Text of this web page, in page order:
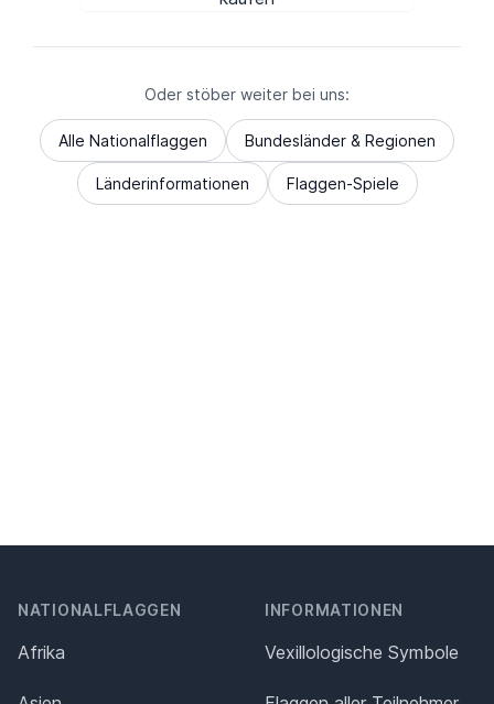
Oder stöber weiter bei uns:
Alle Nationalflaggen Bundesländer & Regionen
Länderinformationen Flaggen-Spiele
NATIONALFLAGGEN
Afrika
INFORMATIONEN
Vexillologische Symbole